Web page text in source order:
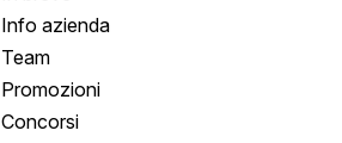
Info azienda
Team
Promozioni
Concorsi